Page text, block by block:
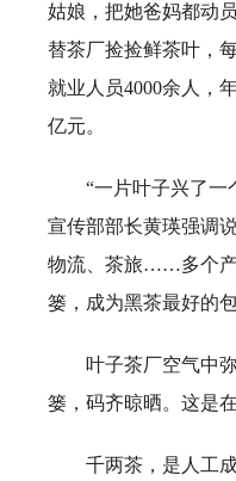
姑娘，把她爸妈都动
替茶厂捡捡鲜茶叶，
就业人员4000余人，
亿元。
“一片叶子兴了一
宣传部部长黄瑛强调
物流、茶旅……多个产
篓，成为黑茶最好的
叶子茶厂空气中
篓，码齐晾晒。这是
千两茶，是人工